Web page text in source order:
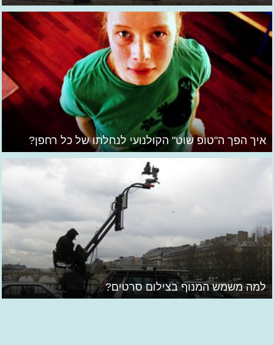
איך הפך ה"טופ שוט" הקולנועי לנחלתו של כל רחפן?
למה משמש המנוף בצילום סרטים?